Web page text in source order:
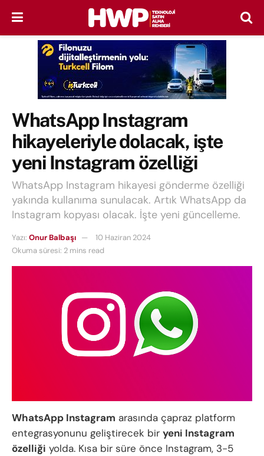
WhatsApp Instagram
hikayeleriyle dolacak, işte
yeni Instagram özelliği
WhatsApp Instagram hikayesi gönderme özelliği
yakında kullanıma sunulacak. Artık WhatsApp da
Instagram kopyası olacak. İşte yeni güncelleme.
Yazı: Onur Balbaşı
10 Haziran 2024
Okuma süresi: 2 mins read
WhatsApp Instagram arasında çapraz platform
entegrasyonunu geliştirecek bir yeni Instagram
özelliği yolda. Kısa bir süre önce Instagram, 3-5